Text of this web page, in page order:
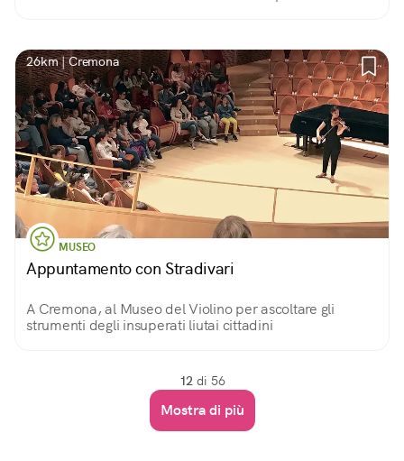
26km | Cremona
MUSEO
Appuntamento con Stradivari
A Cremona, al Museo del Violino per ascoltare gli
strumenti degli insuperati liutai cittadini
12 di 56
Mostra di più